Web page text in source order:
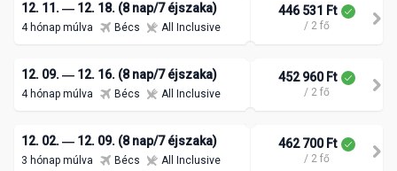
12. 11. ― 12. 18. (8 nap/7 éjszaka)
4 hónap múlva Bécs All Inclusive
446 531 Ft
/ 2 fő
12. 09. ― 12. 16. (8 nap/7 éjszaka)
4 hónap múlva Bécs All Inclusive
452 960 Ft
/ 2 fő
12. 02. ― 12. 09. (8 nap/7 éjszaka)
3 hónap múlva Bécs All Inclusive
462 700 Ft
/ 2 fő